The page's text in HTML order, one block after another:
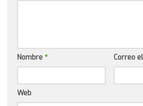
Nombre * Correo
Web